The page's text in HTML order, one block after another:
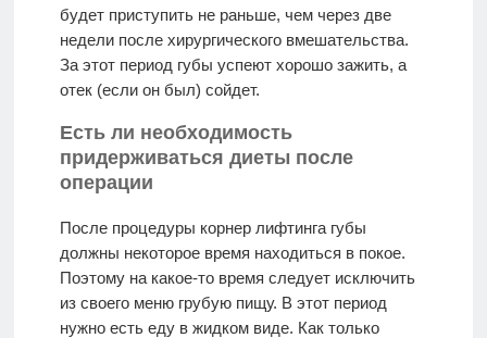
будет приступить не раньше, чем через две
недели после хирургического вмешательства.
За этот период губы успеют хорошо зажить, а
отек (если он был) сойдет.
Есть ли необходимость
придерживаться диеты после
операции
После процедуры корнер лифтинга губы
должны некоторое время находиться в покое.
Поэтому на какое-то время следует исключить
из своего меню грубую пищу. В этот период
нужно есть еду в жидком виде. Как только